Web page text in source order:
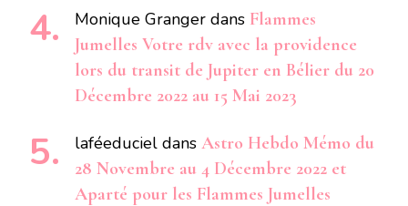
Monique Granger dans Flammes
Jumelles Votre rdv avec la providence
lors du transit de Jupiter en Bélier du 20
Décembre 2022 au 15 Mai 2023
laféeduciel dans Astro Hebdo Mémo du
28 Novembre au 4 Décembre 2022 et
Aparté pour les Flammes Jumelles